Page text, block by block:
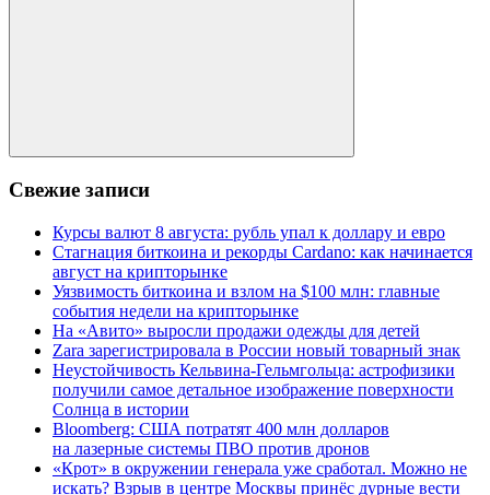
Поиск
Свежие записи
Курсы валют 8 августа: рубль упал к доллару и евро
Стагнация биткоина и рекорды Cardano: как начинается
август на крипторынке
Уязвимость биткоина и взлом на $100 млн: главные
события недели на крипторынке
На «Авито» выросли продажи одежды для детей
Zara зарегистрировала в России новый товарный знак
Неустойчивость Кельвина-Гельмгольца: астрофизики
получили самое детальное изображение поверхности
Солнца в истории
Bloomberg: США потратят 400 млн долларов
на лазерные системы ПВО против дронов
«Крот» в окружении генерала уже сработал. Можно не
искать? Взрыв в центре Москвы принёс дурные вести